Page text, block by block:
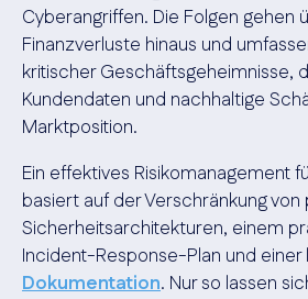
Cyberangriffen. Die Folgen gehen
Finanzverluste hinaus und
kritischer Geschäftsgeheimnisse,
Kundendaten und nachhaltige
Marktposition.
Ein effektives Risikomanagement
basiert auf der Verschränkung von
Sicherheitsarchitekturen, einem
Incident-Response-Plan und einer
Dokumentation. Nur so lassen